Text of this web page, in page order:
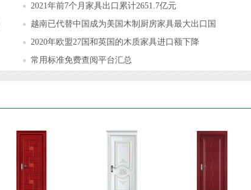
2021年前7个月家具出口累计2651.7亿元
越南已代替中国成为美国木制厨房家具最大出口国
2020年欧盟27国和英国的木质家具进口额下降
常用标准免费查阅平台汇总